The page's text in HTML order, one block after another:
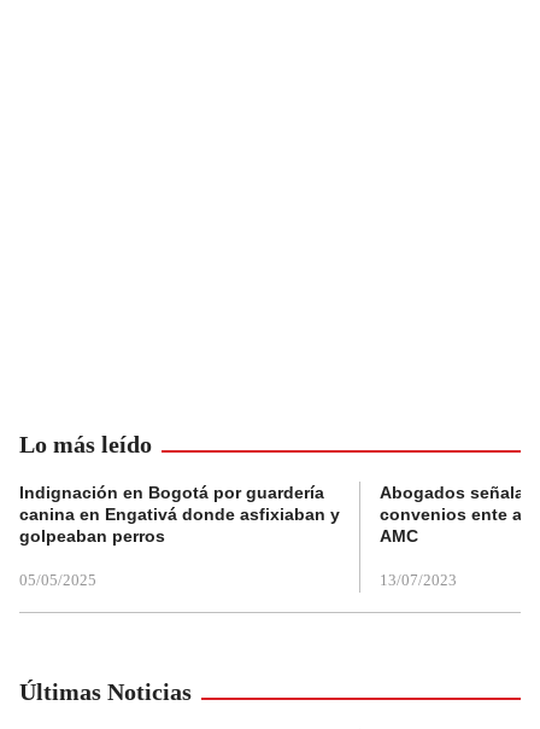
Lo más leído
Indignación en Bogotá por guardería
canina en Engativá donde asfixiaban y
golpeaban perros
05/05/2025
Abogados
convenios ente
AMC
13/07/2023
Últimas Noticias